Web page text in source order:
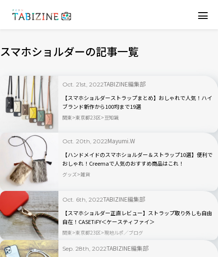
スマホショルダーの記事一覧
Oct. 21st, 2022TABIZINE編集部
【スマホショルダーストラップまとめ】おしゃれで人気！ハイ
ブランド新作から100均まで19選
関東 東京都23区 豆知識
Oct. 20th, 2022Mayumi.W
【ハンドメイドのスマホショルダー＆ストラップ10選】便利で
おしゃれ！Creemaで人気のおすすめ商品はこれ！
グッズ 雑貨
Oct. 6th, 2022TABIZINE編集部
【スマホショルダー正直レビュー】ストラップ取り外しも自由
自在！CASETiFY＜ケースティファイ＞
関東 東京都23区 現地ルポ／ブログ
Sep. 28th, 2022TABIZINE編集部